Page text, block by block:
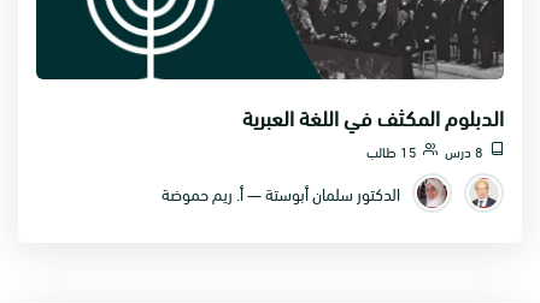
الدبلوم المكثف في اللغة العبرية
8 درس 15 طالب
الدكتور سلمان أبوستة — أ. ريم حموضة